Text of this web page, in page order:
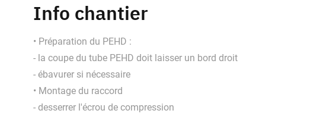
Info chantier
• Préparation du PEHD :
- la coupe du tube PEHD doit laisser un bord droit
- ébavurer si nécessaire
• Montage du raccord
- desserrer l'écrou de compression